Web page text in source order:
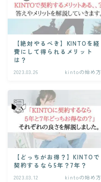
【絶対やるべき】KINTOを経
費にして得られるメリット
は？
2023.03.26 kintoの始め方
【どっちがお得？】KINTOで
契約するなら5年？7年？
2023.03.12 kintoの始め方